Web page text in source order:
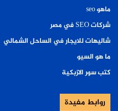
ماهو seo
شركات SEO في مصر
شاليهات للايجار في الساحل الشمالي
ما هو السيو
كتب سور الازبكية
روابط مفيدة